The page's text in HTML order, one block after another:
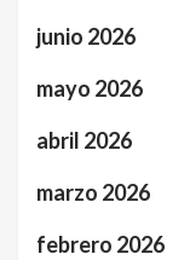
junio 2026
mayo 2026
abril 2026
marzo 2026
febrero 2026